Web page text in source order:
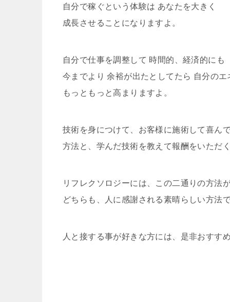
自分で稼ぐという体験は あなたを大きく
成長させることになりますよ。
自分で仕事を調整して 時間的、経済的にも
今までより 余裕が出たとしてたら 自分のエ
もっともっと高まりますよ。
技術を身につけて、お客様に施術して喜ん
方法と、学んだ技術を教えて報酬をいただく
リフレクソロジーには、この二通りの方法
どちらも、人に感謝される素晴らしい方法で
人と接する事が好きな方には、是非おすす